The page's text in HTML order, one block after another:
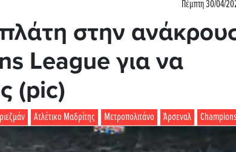
Πέμπτη 30/04/
στην
League για να
(pic)
Άρσεναλ
Μετροπολιτάνο
Ατλέτικο Μαδρίτης